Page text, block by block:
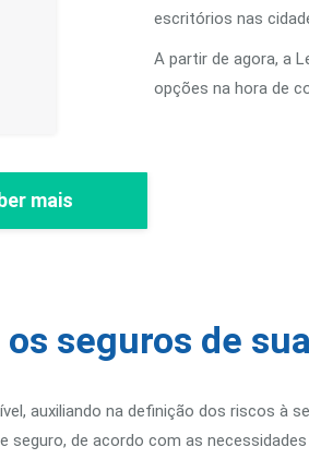
escritórios nas
A partir de agora, a
opções na hora de
mais
os seguros de
auxiliando na definição dos riscos à
seguro, de acordo com as